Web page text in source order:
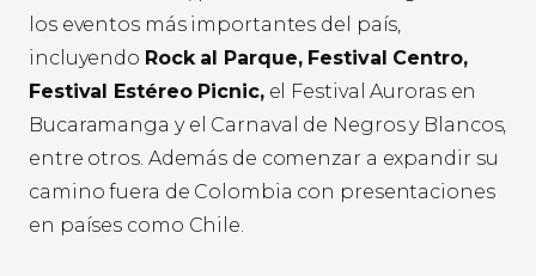
los eventos más importantes del país,
incluyendo Rock al Parque, Festival Centro,
Festival Estéreo Picnic,el Festival Auroras en
Bucaramanga y el Carnaval de Negros y Blancos,
entre otros. Además de comenzar a expandir su
camino fuera de Colombia con presentaciones
en países como Chile.